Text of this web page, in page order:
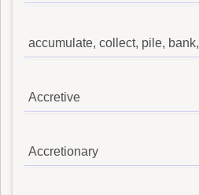
accumulate, collect, pile,
Accretive
Accretionary